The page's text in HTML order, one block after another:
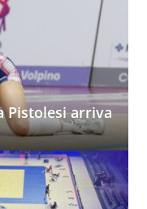
Pistolesi arriva